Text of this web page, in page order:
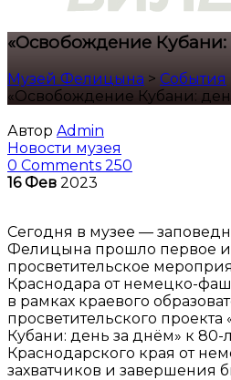
«Освобождение Кубани:
Музей Фелицына > События
«Освобождение Кубани:
Автор Admin
Новости музея
0 Comments 250
16 Фев 2023
Сегодня в музее —
Фелицына прошло первое
просветительское
Краснодара от немецко-
в рамках краевого
просветительского
Кубани: день за днём» к
Краснодарского края от
захватчиков и завершения